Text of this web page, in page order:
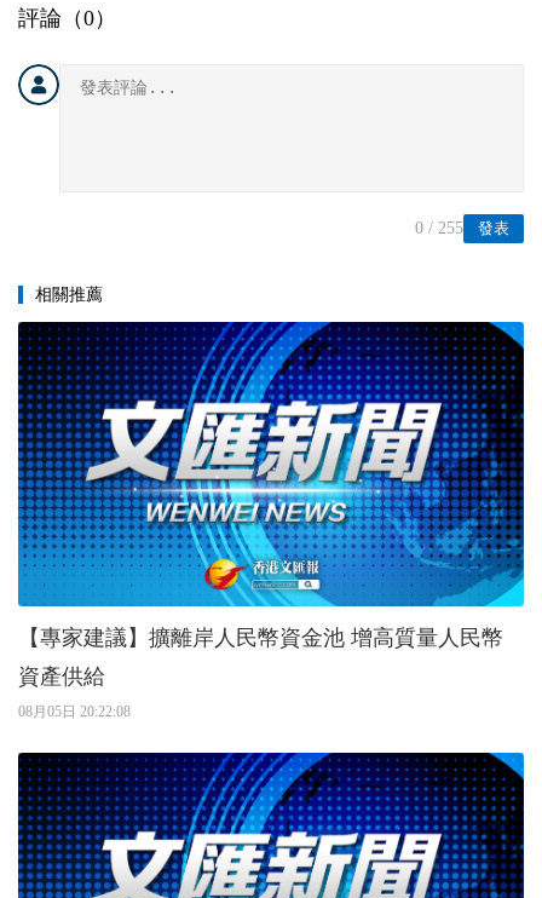
評論（0）
發表
0 / 255
相關推薦
【專家建議】擴離岸人民幣資金池 增高質量人民幣
資產供給
08月05日 20:22:08